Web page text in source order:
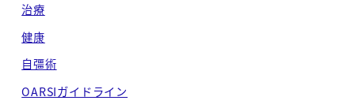
治療
健康
自彊術
OARSIガイドライン